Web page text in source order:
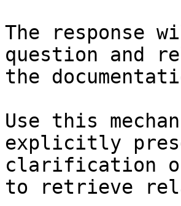
The response
question and
the
Use this
explicitly
clarification